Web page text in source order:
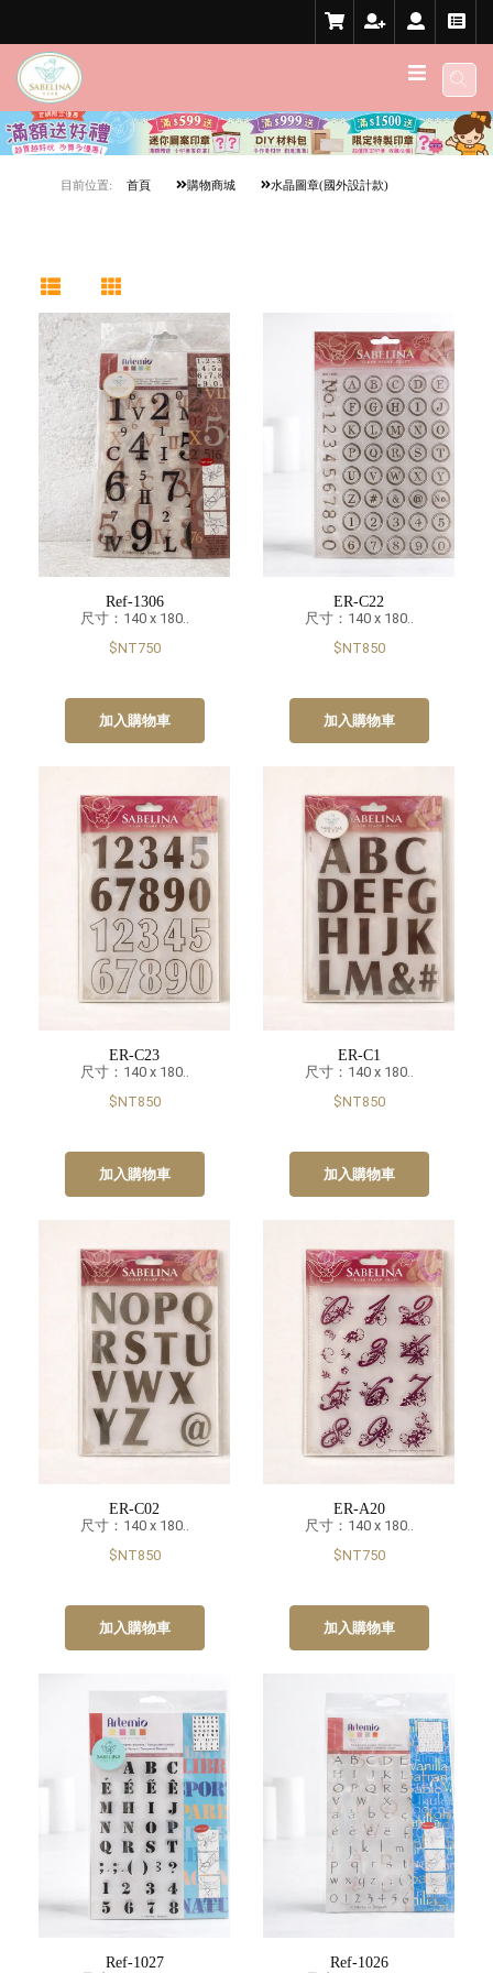
目前位置: 首頁 購物商城 水晶圖章(國外設計款)
Ref-1306
尺寸：140 x 180..
$NT750
加入購物車
ER-C22
尺寸：140 x 180..
$NT850
加入購物車
ER-C23
尺寸：140 x 180..
$NT850
加入購物車
ER-C1
尺寸：140 x 180..
$NT850
加入購物車
ER-C02
尺寸：140 x 180..
$NT850
加入購物車
ER-A20
尺寸：140 x 180..
$NT750
加入購物車
Ref-1027 Ref-1026